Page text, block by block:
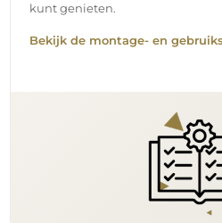
kunt genieten.
Bekijk de montage- en